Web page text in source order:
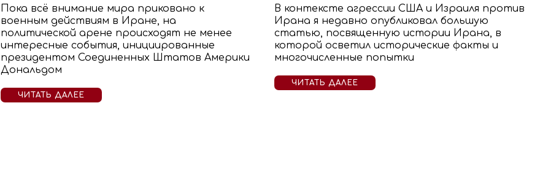
Пока всё внимание мира приковано к
военным действиям в Иране, на
политической арене происходят не менее
интересные события, инициированные
президентом Соединенных Штатов Америки
Дональдом
ЧИТАТЬ ДАЛЕЕ
В контексте агрессии США и Израиля против
Ирана я недавно опубликовал большую
статью, посвященную истории Ирана, в
которой осветил исторические факты и
многочисленные попытки
ЧИТАТЬ ДАЛЕЕ